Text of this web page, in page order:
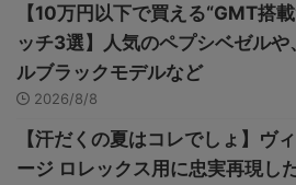
【10万円以下で買える“GMT搭
ッチ3選】人気のペプシベゼルや
ルブラックモデルなど
2026/8/8
【汗だくの夏はコレでしょ】ヴ
ージ ロレックス用に忠実再現し